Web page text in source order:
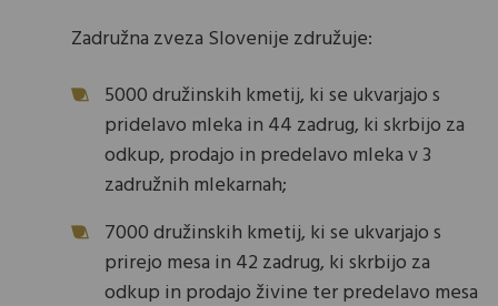
Zadružna zveza Slovenije združuje:
5000 družinskih kmetij, ki se ukvarjajo s
pridelavo mleka in 44 zadrug, ki skrbijo za
odkup, prodajo in predelavo mleka v 3
zadružnih mlekarnah;
7000 družinskih kmetij, ki se ukvarjajo s
prirejo mesa in 42 zadrug, ki skrbijo za
odkup in prodajo živine ter predelavo mesa